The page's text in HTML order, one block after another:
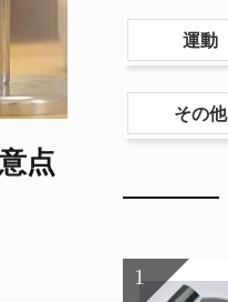
点
運動
その他